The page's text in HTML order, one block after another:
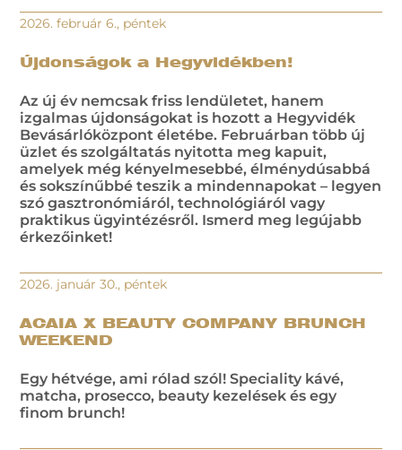
2026. február 6., péntek
Újdonságok a Hegyvidékben!
Az új év nemcsak friss lendületet, hanem
izgalmas újdonságokat is hozott a Hegyvidék
Bevásárlóközpont életébe. Februárban több új
üzlet és szolgáltatás nyitotta meg kapuit,
amelyek még kényelmesebbé, élménydúsabbá
és sokszínűbbé teszik a mindennapokat – legyen
szó gasztronómiáról, technológiáról vagy
praktikus ügyintézésről. Ismerd meg legújabb
érkezőinket!
2026. január 30., péntek
ACAIA X BEAUTY COMPANY BRUNCH
WEEKEND
Egy hétvége, ami rólad szól! Speciality kávé,
matcha, prosecco, beauty kezelések és egy
finom brunch!